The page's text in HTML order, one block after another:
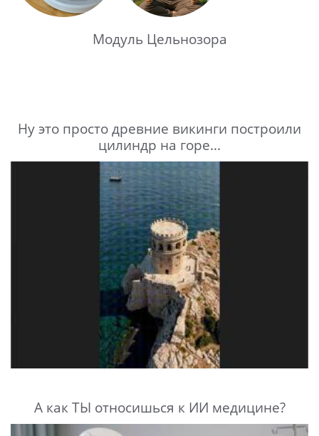
Модуль Цельнозора
Ну это просто древние викинги построили
цилиндр на горе...
А как ТЫ относишься к ИИ медицине?